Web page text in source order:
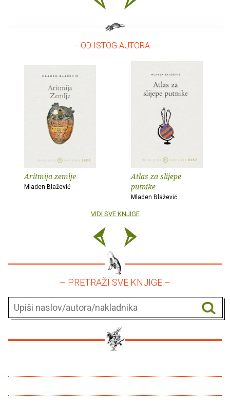
– OD ISTOG AUTORA –
Aritmija zemlje
Mladen Blažević
Atlas za slijepe
putnike
Mladen Blažević
VIDI SVE KNJIGE
– PRETRAŽI SVE KNJIGE –